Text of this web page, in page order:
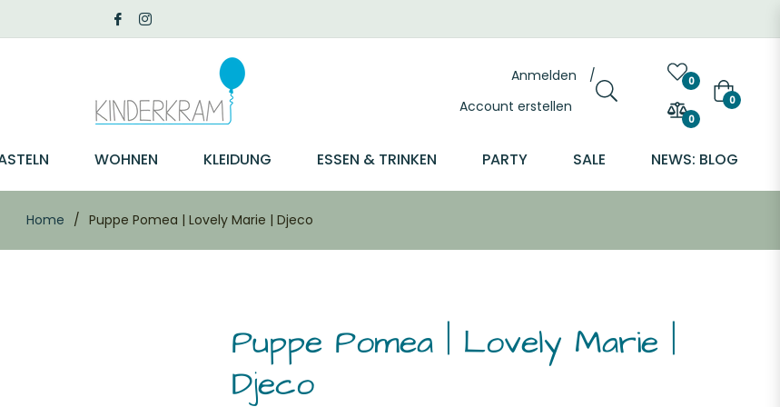
Anmelden
/
Account erstellen
0
0
Warenkorb
0
WOHNEN KLEIDUNG ESSEN & TRINKEN PARTY SALE NEWS: BLOG
Home / Puppe Pomea | Lovely Marie | Djeco
Puppe Pomea | Lovely Marie |
Djeco